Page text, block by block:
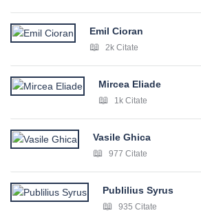
Emil Cioran
2k Citate
Mircea Eliade
1k Citate
Vasile Ghica
977 Citate
Publilius Syrus
935 Citate